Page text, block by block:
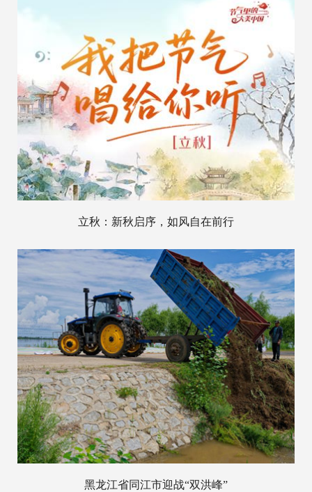
立秋：新秋启序，如风自在前行
黑龙江省同江市迎战“双洪峰”